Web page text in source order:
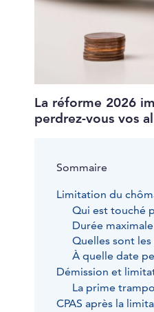
La réforme 2026
perdrez-vous vos
Sommaire
Limitation du
Qui est touché
Durée
Quelles sont
À quelle date
Démission et
La prime
CPAS après la